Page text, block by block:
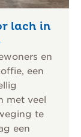
lach in
en
een
met veel
te
een